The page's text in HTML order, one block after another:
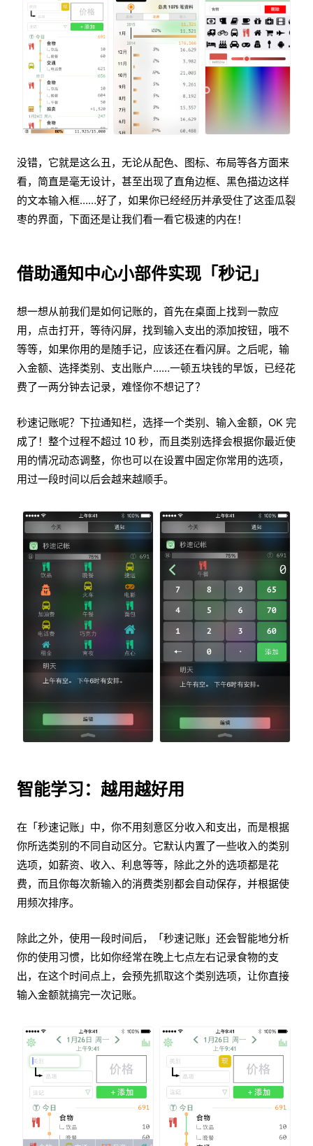
没错，它就是这么丑，无论从配色、图标、布局等各方面来
看，简直是毫无设计，甚至出现了直角边框、黑色描边这样
的文本输入框……好了，如果你已经经历并承受住了这歪瓜裂
枣的界面，下面还是让我们看一看它极速的内在！
借助通知中心小部件实现「秒记」
想一想从前我们是如何记账的，首先在桌面上找到一款应
用，点击打开，等待闪屏，找到输入支出的添加按钮，哦不
等等，如果你用的是随手记，应该还在看闪屏。之后呢，输
入金额、选择类别、支出账户……一顿五块钱的早饭，已经花
费了一两分钟去记录，难怪你不想记了？
秒速记账呢？下拉通知栏，选择一个类别、输入金额，OK 完
成了！整个过程不超过 10 秒，而且类别选择会根据你最近使
用的情况动态调整，你也可以在设置中固定你常用的选项，
用过一段时间以后会越来越顺手。
智能学习：越用越好用
在「秒速记账」中，你不用刻意区分收入和支出，而是根据
你所选类别的不同自动区分。它默认内置了一些收入的类别
选项，如薪资、收入、利息等等，除此之外的选项都是花
费，而且你每次新输入的消费类别都会自动保存，并根据使
用频次排序。
除此之外，使用一段时间后，「秒速记账」还会智能地分析
你的使用习惯，比如你经常在晚上七点左右记录食物的支
出，在这个时间点上，会预先抓取这个类别选项，让你直接
输入金额就搞完一次记账。